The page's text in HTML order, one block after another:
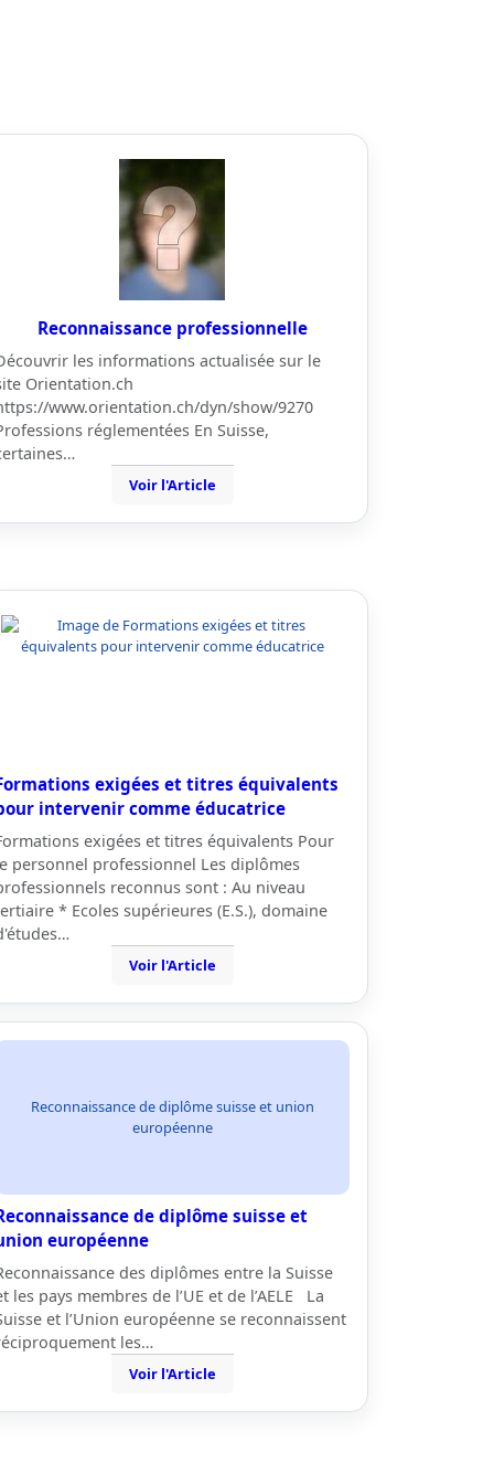
Reconnaissance professionnelle
les informations actualisée sur le
Orientation.ch
www.orientation.ch/dyn/show/9270
réglementées En Suisse,
Voir l'Article
exigées et titres équivalents
intervenir comme éducatrice
exigées et titres équivalents Pour
personnel professionnel Les diplômes
reconnus sont : Au niveau
* Ecoles supérieures (E.S.), domaine
Voir l'Article
Reconnaissance de diplôme suisse et union
européenne
de diplôme suisse et
européenne
des diplômes entre la Suisse
les pays membres de l’UE et de l’AELE La
et l’Union européenne se reconnaissent
les…
Voir l'Article